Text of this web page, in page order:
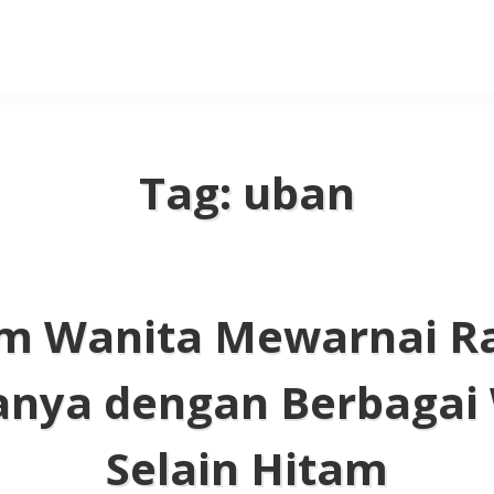
Tag: uban
Wanita Mewarnai
dengan Berbagai
Selain Hitam